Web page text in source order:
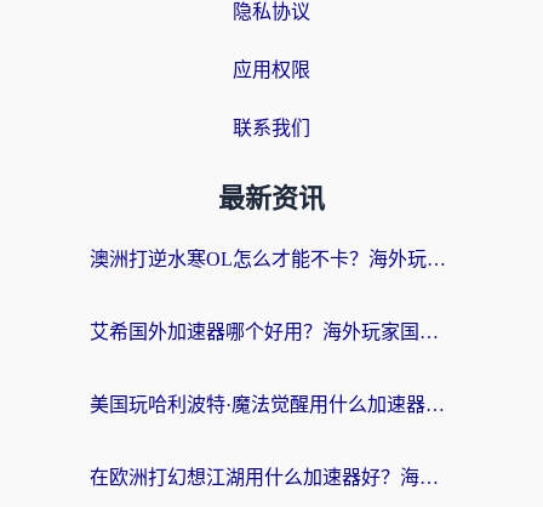
隐私协议
应用权限
联系我们
最新资讯
澳洲打逆水寒OL怎么才能不卡？海外玩家国服游戏加速终极指南（附梦幻模拟战地铁跑酷解决办法）
艾希国外加速器哪个好用？海外玩家国服游戏畅玩终极指南（附欧洲玩鸣潮街头篮球实测）
美国玩哈利波特·魔法觉醒用什么加速器？告别延迟的终极指南（含免费QQ炫舞方案+印尼妄想山海秘籍）
在欧洲打幻想江湖用什么加速器好？海外玩家国服游戏畅玩指南